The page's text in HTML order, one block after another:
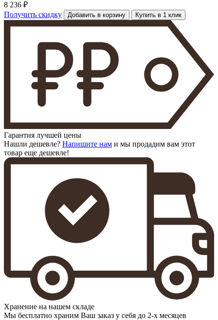
8 236 ₽
Получить скидку
Добавить в корзину Купить в 1 клик
Гарантия лучшей цены
Нашли дешевле? Напишите нам и мы продадим вам этот
товар еще дешевле!
Хранение на нашем складе
Мы бесплатно храним Ваш заказ у себя до 2-х месяцев